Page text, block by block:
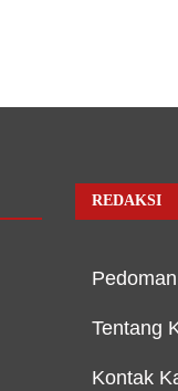
REDAKSI
Tentang
Kontak